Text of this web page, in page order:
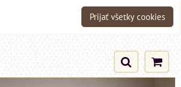
Prijať všetky cookies